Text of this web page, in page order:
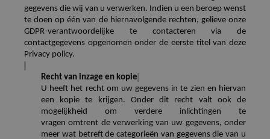
gegevens die wij van u verwerken. Indien u een beroep wenst
te doen op één van de hiernavolgende rechten, gelieve onze
GDPR-verantwoordelijke te contacteren via de
contactgegevens opgenomen onder de eerste titel van deze
Privacy policy.
Recht van inzage en kopie
U heeft het recht om uw gegevens in te zien en hiervan
een kopie te krijgen. Onder dit recht valt ook de
mogelijkheid om verdere inlichtingen te
vragen omtrent de verwerking van uw gegevens, onder
meer wat betreft de categorieën van gegevens die van u